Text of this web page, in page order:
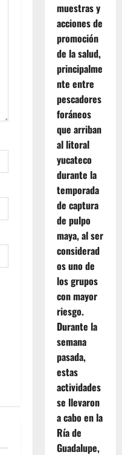
muestras y
acciones de
promoción
de la salud,
principalme
nte entre
pescadores
foráneos
que arriban
al litoral
yucateco
durante la
temporada
de captura
de pulpo
maya, al ser
considerad
os uno de
los grupos
con mayor
riesgo.
Durante la
semana
pasada,
estas
actividades
se llevaron
a cabo en la
Ría de
Guadalupe,